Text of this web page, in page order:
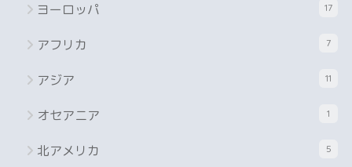
ヨーロッパ 17
アフリカ 7
アジア 11
オセアニア 1
北アメリカ 5